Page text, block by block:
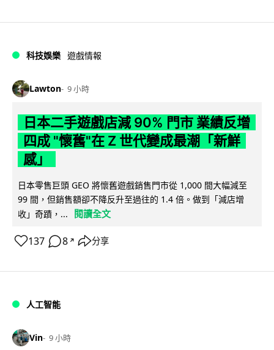
科技娛樂 遊戲情報
Lawton 9 小時
日本二手遊戲店減 90% 門市 業績反增
四成 "懷舊"在 Z 世代變成最潮「新鮮
感」
日本零售巨頭 GEO 將懷舊遊戲銷售門市從 1,000 間大幅減至
99 間，但銷售額卻不降反升至過往的 1.4 倍。做到「減店增
收」奇蹟，...
閱讀全文
137 8 ↗ 分享
人工智能
Vin 9 小時